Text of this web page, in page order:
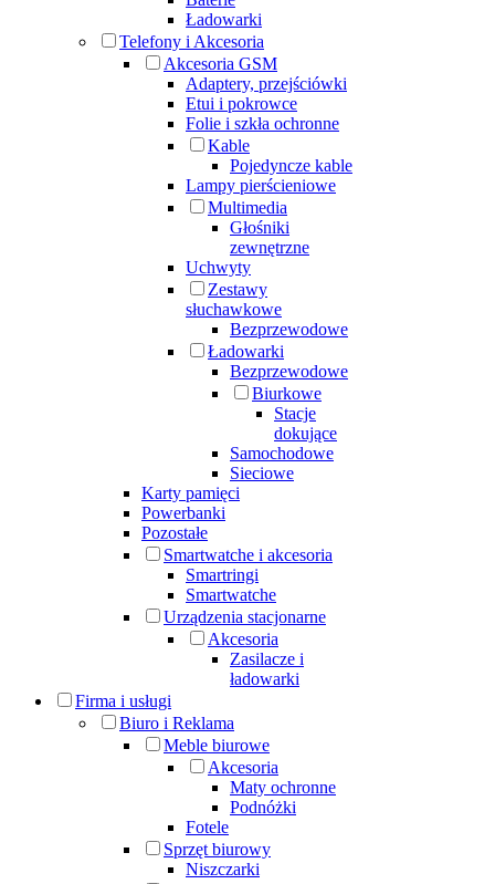
Ładowarki
Telefony i Akcesoria
Akcesoria GSM
Adaptery, przejściówki
Etui i pokrowce
Folie i szkła ochronne
Kable
Pojedyncze kable
Lampy pierścieniowe
Multimedia
Głośniki
zewnętrzne
Uchwyty
Zestawy
słuchawkowe
Bezprzewodowe
Ładowarki
Bezprzewodowe
Biurkowe
Stacje
dokujące
Samochodowe
Sieciowe
Karty pamięci
Powerbanki
Pozostałe
Smartwatche i akcesoria
Smartringi
Smartwatche
Urządzenia stacjonarne
Akcesoria
Zasilacze i
ładowarki
Firma i usługi
Biuro i Reklama
Meble biurowe
Akcesoria
Maty ochronne
Podnóżki
Fotele
Sprzęt biurowy
Niszczarki